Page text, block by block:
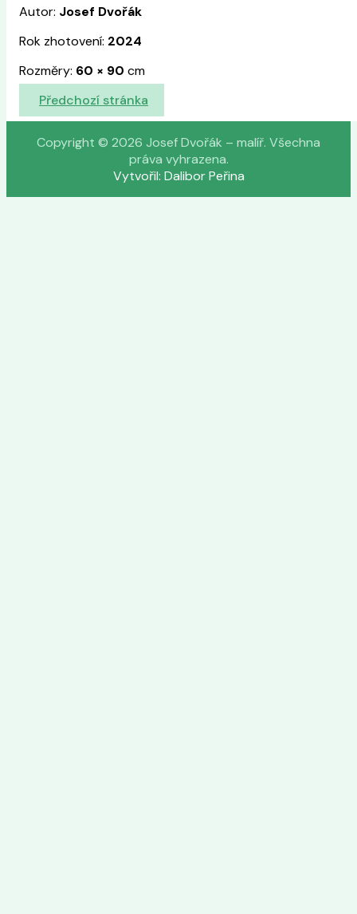
Autor: Josef Dvořák
Rok zhotovení: 2024
Rozměry: 60 × 90 cm
Předchozí stránka
Copyright © 2026 Josef Dvořák – malíř. Všechna
práva vyhrazena.
Vytvořil: Dalibor Peřina